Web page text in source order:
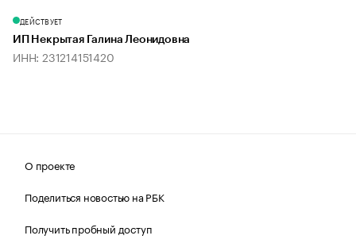
ДЕЙСТВУЕТ
ИП Некрытая Галина Леонидовна
ИНН: 231214151420
О проекте
Поделиться новостью на РБК
Получить пробный доступ